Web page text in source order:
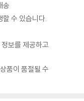
송
수 있습니다.
보를 제공하고
품이 품절될 수